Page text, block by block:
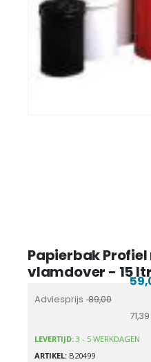
Papierbak
vlamdover - 15
Adviesprijs 89,00
71,39
LEVERTIJD: 3 - 5 WERKDAGEN
ARTIKEL B20499